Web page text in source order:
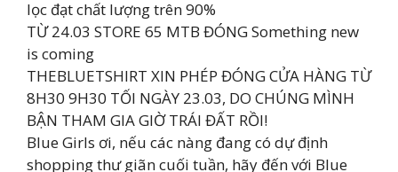
lọc đạt chất lượng trên 90%
TỪ 24.03 STORE 65 MTB ĐÓNG Something new
is coming
THEBLUETSHIRT XIN PHÉP ĐÓNG CỬA HÀNG TỪ
8H30 9H30 TỐI NGÀY 23.03, DO CHÚNG MÌNH
BẬN THAM GIA GIỜ TRÁI ĐẤT RỒI!
Blue Girls ơi, nếu các nàng đang có dự định
shopping thư giãn cuối tuần, hãy đến với Blue